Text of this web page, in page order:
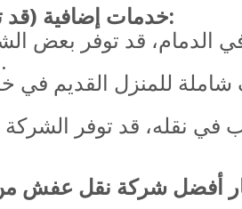
6. خدمات إضافية (قد تتوفر لدى بعض الشركات):
الدمام، قد توفر بعض
لأثاثك في مستودعات آمنة.
للمنزل القديم
في نقله، قد توفر
أفضل شركة نقل عفش